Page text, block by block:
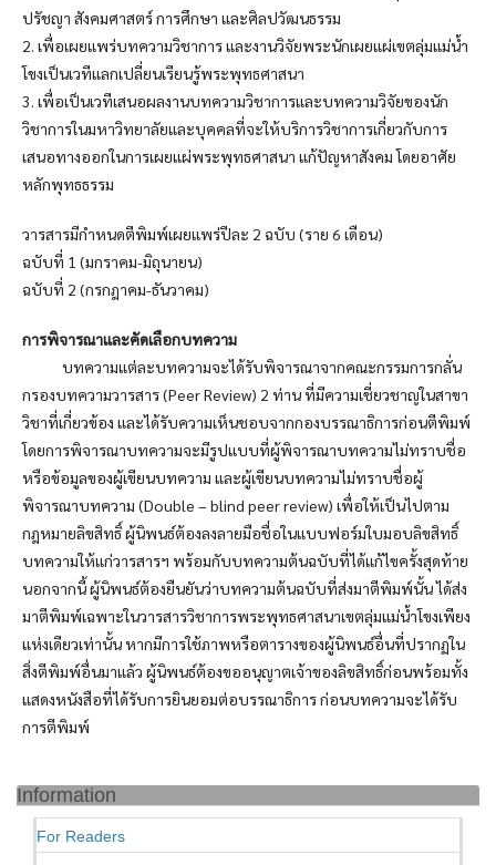
ปรัชญา สังคมศาสตร์ การศึกษา และศิลปวัฒนธรรม
2. เพื่อเผยแพร่บทความวิชาการ และงานวิจัยพระนักเผยแผ่เขตลุ่มแม่น้ำ
โขงเป็นเวทีแลกเปลี่ยนเรียนรู้พระพุทธศาสนา
3. เพื่อเป็นเวทีเสนอผลงานบทความวิชาการและบทความวิจัยของนัก
วิชาการในมหาวิทยาลัยและบุคคลที่จะให้บริการวิชาการเกี่ยวกับการ
เสนอทางออกในการเผยแผ่พระพุทธศาสนา แก้ปัญหาสังคม โดยอาศัย
หลักพุทธธรรม
วารสารมีกำหนดตีพิมพ์เผยแพร่ปีละ 2 ฉบับ (ราย 6 เดือน)
ฉบับที่ 1 (มกราคม-มิถุนายน)
ฉบับที่ 2 (กรกฎาคม-ธันวาคม)
การพิจารณาและคัดเลือกบทความ
บทความแต่ละบทความจะได้รับพิจารณาจากคณะกรรมการกลั่น
กรองบทความวารสาร (Peer Review) 2 ท่าน ที่มีความเชี่ยวชาญในสาขา
วิชาที่เกี่ยวข้อง และได้รับความเห็นชอบจากกองบรรณาธิการก่อนตีพิมพ์
โดยการพิจารณาบทความจะมีรูปแบบที่ผู้พิจารณาบทความไม่ทราบชื่อ
หรือข้อมูลของผู้เขียนบทความ และผู้เขียนบทความไม่ทราบชื่อผู้
พิจารณาบทความ (Double – blind peer review) เพื่อให้เป็นไปตาม
กฎหมายลิขสิทธิ์ ผู้นิพนธ์ต้องลงลายมือชื่อในแบบฟอร์มใบมอบลิขสิทธิ์
บทความให้แก่วารสารฯ พร้อมกับบทความต้นฉบับที่ได้แก้ไขครั้งสุดท้าย
นอกจากนี้ ผู้นิพนธ์ต้องยืนยันว่าบทความต้นฉบับที่ส่งมาตีพิมพ์นั้น ได้ส่ง
มาตีพิมพ์เฉพาะในวารสารวิชาการพระพุทธศาสนาเขตลุ่มแม่น้ำโขงเพียง
แห่งเดียวเท่านั้น หากมีการใช้ภาพหรือตารางของผู้นิพนธ์อื่นที่ปรากฏใน
สิ่งตีพิมพ์อื่นมาแล้ว ผู้นิพนธ์ต้องขออนุญาตเจ้าของลิขสิทธิ์ก่อนพร้อมทั้ง
แสดงหนังสือที่ได้รับการยินยอมต่อบรรณาธิการ ก่อนบทความจะได้รับ
การตีพิมพ์
Information
For Readers